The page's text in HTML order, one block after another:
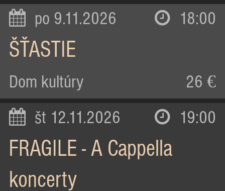
po 9.11.2026 18:00
ŠŤASTIE
Dom kultúry 26 €
št 12.11.2026 19:00
FRAGILE - A Cappella
koncerty